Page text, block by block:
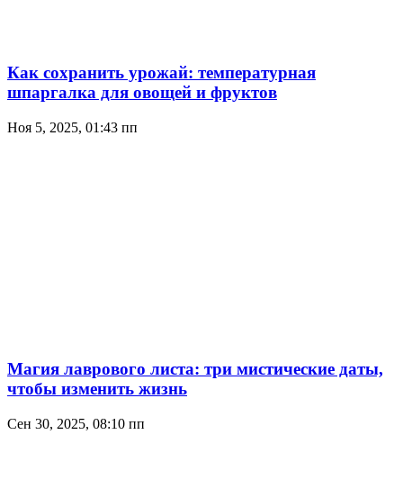
Как сохранить урожай: температурная
шпаргалка для овощей и фруктов
Ноя 5, 2025, 01:43 пп
Магия лаврового листа: три мистические даты,
чтобы изменить жизнь
Сен 30, 2025, 08:10 пп